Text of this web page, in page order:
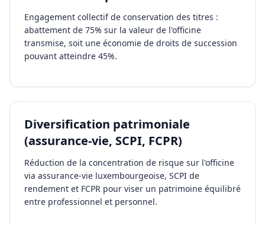
Engagement collectif de conservation des titres :
abattement de 75% sur la valeur de l'officine
transmise, soit une économie de droits de succession
pouvant atteindre 45%.
Diversification patrimoniale
(assurance-vie, SCPI, FCPR)
Réduction de la concentration de risque sur l'officine
via assurance-vie luxembourgeoise, SCPI de
rendement et FCPR pour viser un patrimoine équilibré
entre professionnel et personnel.